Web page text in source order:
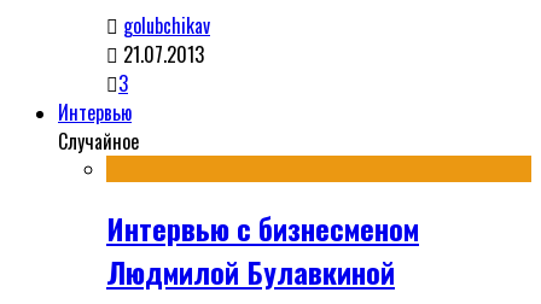
golubchikav
21.07.2013
3
Интервью
Случайное
Интервью с бизнесменом
Людмилой Булавкиной